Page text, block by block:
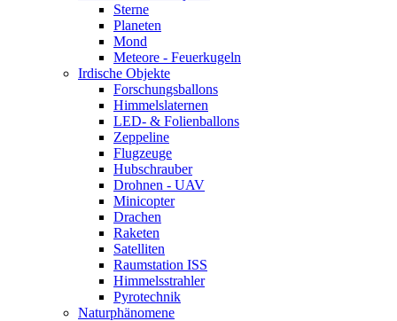
Sterne
Planeten
Mond
Meteore - Feuerkugeln
Irdische Objekte
Forschungsballons
Himmelslaternen
LED- & Folienballons
Zeppeline
Flugzeuge
Hubschrauber
Drohnen - UAV
Minicopter
Drachen
Raketen
Satelliten
Raumstation ISS
Himmelsstrahler
Pyrotechnik
Naturphänomene